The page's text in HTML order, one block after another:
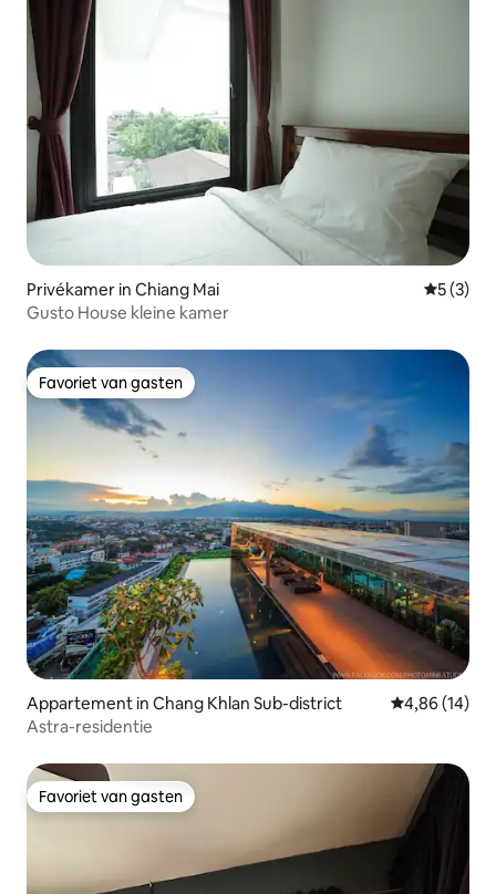
Privékamer in Chiang Mai
5 (3)
Gusto House kleine kamer
Favoriet van gasten
Favoriet van gasten
Appartement in Chang Khlan Sub-district Gemiddelde
4,86 (14)
Astra-residentie
Favoriet van gasten
Favoriet van gasten